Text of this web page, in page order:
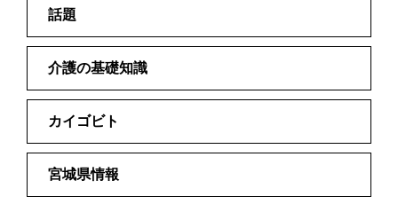
話題
介護の基礎知識
カイゴビト
宮城県情報